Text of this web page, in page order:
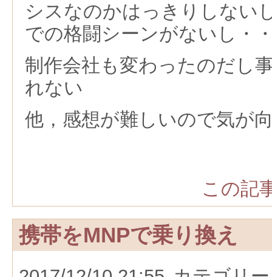
シスなのかはっきりしない
での格闘シーンがないし・
制作会社も変わったのだし
れない
他，感想が難しいので気が
この記
携帯をMNPで乗り換え